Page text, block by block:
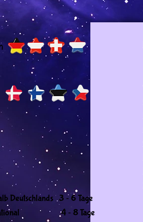
Deutschlands 3 - 6 Tage
4 - 8 Tage